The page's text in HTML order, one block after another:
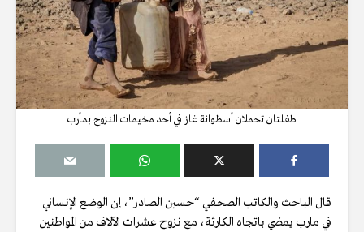
طفلتان تحملان أسطوانة غاز في أحد مخيمات النزوح بمأرب
قال الباحث والكاتب الصحفي “حسين الصادر”، إن الوضع الإنساني
في مارب يمضي باتجاه الكارثة، مع نزوح عشرات الآلاف من المواطنين